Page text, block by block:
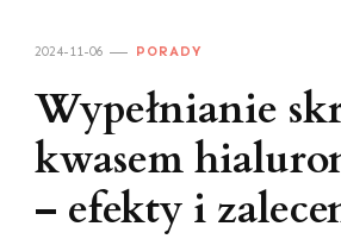
2024-11-06 PORADY
Wypełnianie
kwasem
– efekty i